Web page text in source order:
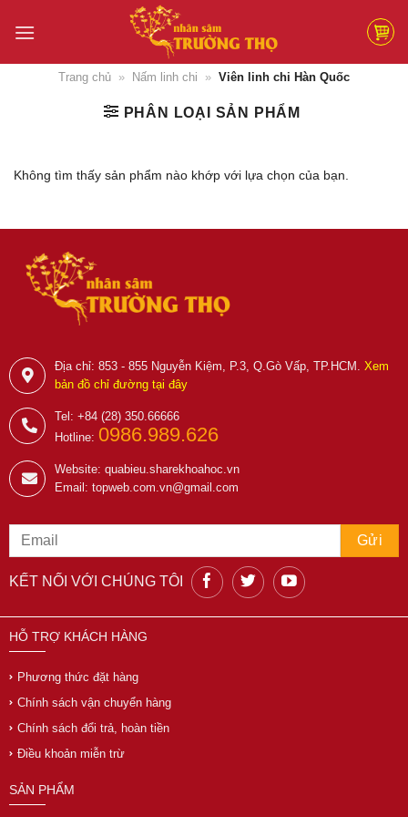
Trang chủ » Nấm linh chi » Viên linh chi Hàn Quốc
PHÂN LOẠI SẢN PHẨM
Không tìm thấy sản phẩm nào khớp với lựa chọn của bạn.
Địa chỉ: 853 - 855 Nguyễn Kiệm, P.3, Q.Gò Vấp, TP.HCM. Xem
bản đồ chỉ đường tại đây
Tel: +84 (28) 350.66666
Hotline: 0986.989.626
Website: quabieu.sharekhoahoc.vn
Email: topweb.com.vn@gmail.com
KẾT NỐI VỚI CHÚNG TÔI
HỖ TRỢ KHÁCH HÀNG
Phương thức đặt hàng
Chính sách vận chuyển hàng
Chính sách đổi trả, hoàn tiền
Điều khoản miễn trừ
SẢN PHẨM